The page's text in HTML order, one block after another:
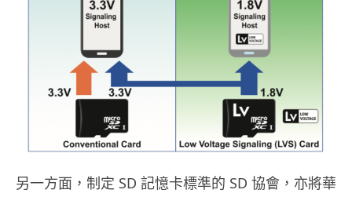
另一方面，制定 SD 記憶卡標準的 SD 協會，亦將華